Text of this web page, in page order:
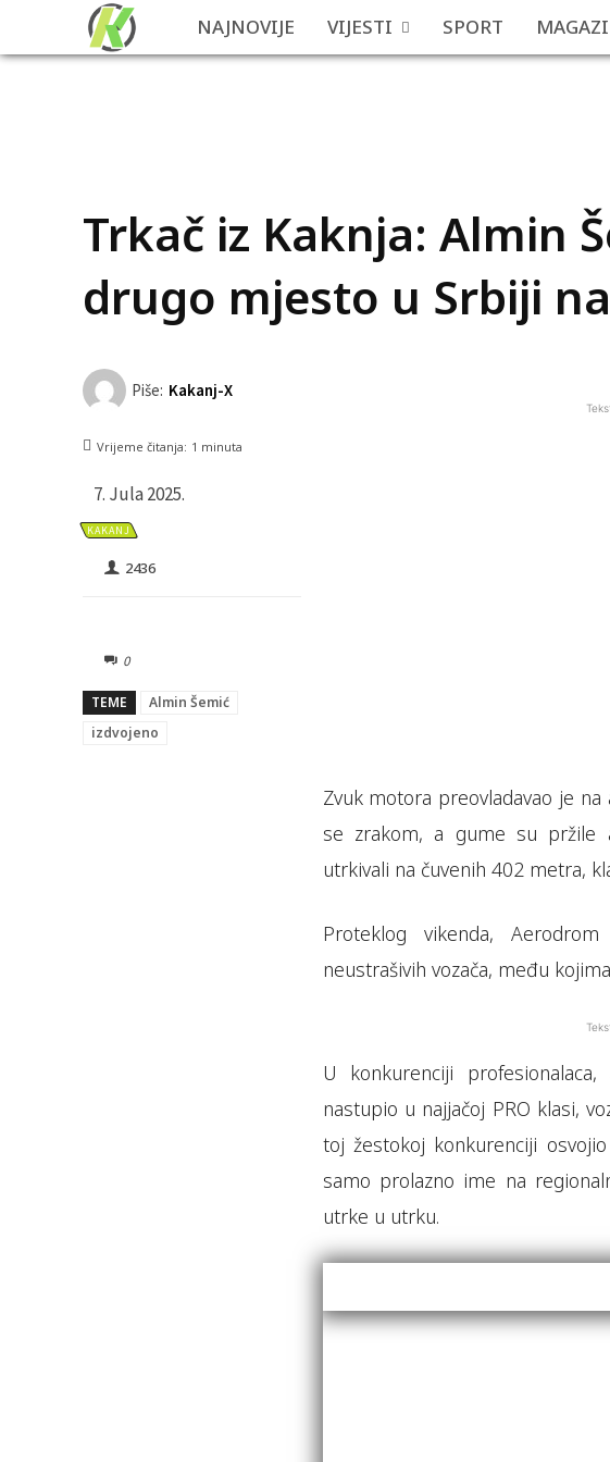
NAJNOVIJE VIJESTI SPORT
Trkač iz Kaknja: Almin
drugo mjesto u Srbiji
Piše: Kakanj-X
Vrijeme čitanja: 1 minuta
7. Jula 2025.
KAKANJ
2436
0
TEME
Almin Šemić
izdvojeno
Zvuk motora preovladavao je
se zrakom, a gume su pržile
utrkivali na čuvenih 402 metra,
Proteklog vikenda,
neustrašivih vozača, među
U konkurenciji
nastupio u najjačoj PRO klasi,
toj žestokoj konkurenciji
samo prolazno ime na
utrke u utrku.